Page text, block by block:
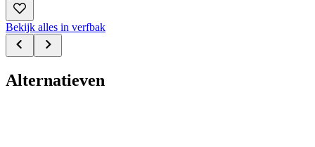
Bekijk alles in verfbak
Alternatieven